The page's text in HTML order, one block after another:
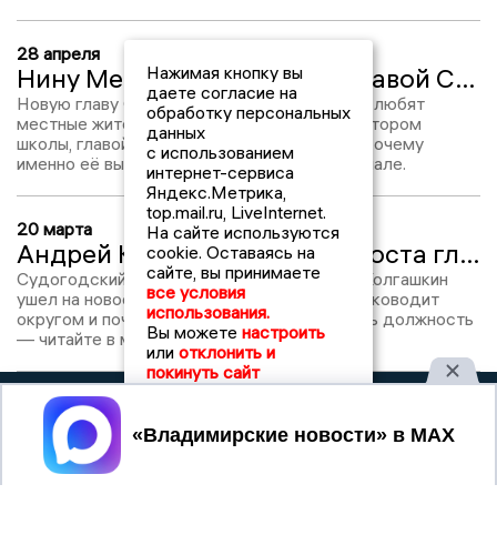
28 апреля
Нину Медведеву выбрали главой Судогодского округа
Новую главу Судогодского района знают и любят
местные жители: она была учителем, директором
школы, главой администрации и замглавы. Почему
именно её выбрали? Подробности в материале.
20 марта
Андрей Колгашкин ушёл с поста главы Судогодского мунокруга
Судогодский округ сменил главу: Андрей Колгашкин
ушел на новое место работы. Кто теперь руководит
округом и почему Колгашкин решил сменить должность
— читайте в материале.
ВЛАДИМИРСКИЕ
НОВОСТИ
«Информационное агентство
Владимирские новости»
Нажимая кнопку вы
даете согласие на
обработку персональных
данных
с использованием
интернет-сервиса
Яндекс.Метрика,
top.mail.ru, LiveInternet.
На сайте используются
cookie. Оставаясь на
сайте, вы принимаете
все условия
использования.
Вы можете настроить
или отклонить и
покинуть сайт
Принять